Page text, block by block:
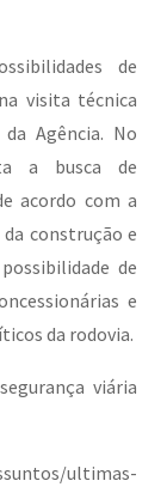
de
visita técnica
Agência. No
a busca de
acordo com a
construção e
de
e
da rodovia.
viária
ultimas-